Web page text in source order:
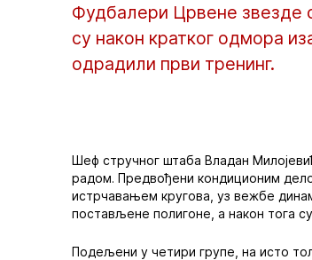
Фудбалери Црвене звезде
су након кратког одмора
одрадили први тренинг.
Шеф стручног штаба Владан
радом. Предвођени кондиционим
истрчавањем кругова, уз вежбе
постављене полигоне, а након тога
Подељени у четири групе, на исто